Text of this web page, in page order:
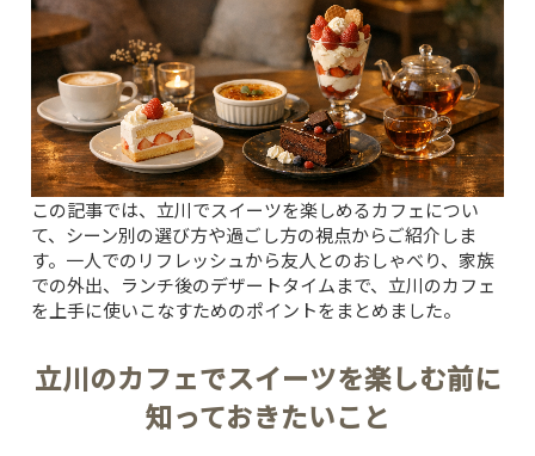
この記事では、立川でスイーツを楽しめるカフェについ
て、シーン別の選び方や過ごし方の視点からご紹介しま
す。一人でのリフレッシュから友人とのおしゃべり、家族
での外出、ランチ後のデザートタイムまで、立川のカフェ
を上手に使いこなすためのポイントをまとめました。
立川のカフェでスイーツを楽しむ前に
知っておきたいこと